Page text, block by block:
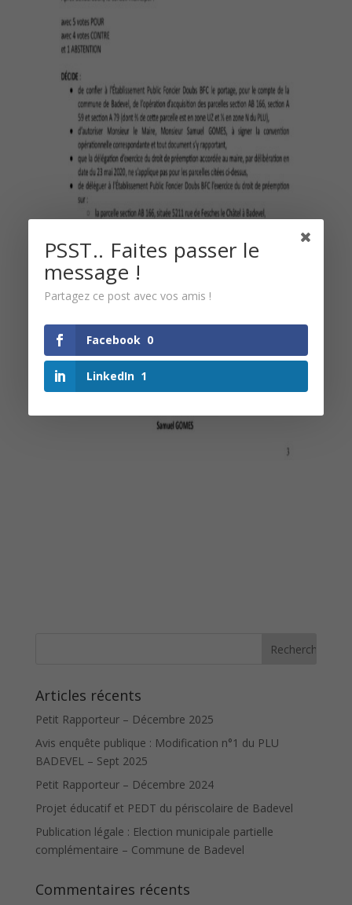
Articles récents
Petit Rapporteur – Décembre 2025
Avis enquête publique : Modification n°1 du PLU
BADEVEL – Sept 2025
Petit Rapporteur – Décembre 2024
Projet éducatif et PEDT du périscolaire de Badevel
Publication légale : Election municipale partielle
complémentaire – Commune de Badevel
Commentaires récents
PSST.. Faites passer le
message !
Partagez ce post avec vos amis !
Facebook 0
LinkedIn 1